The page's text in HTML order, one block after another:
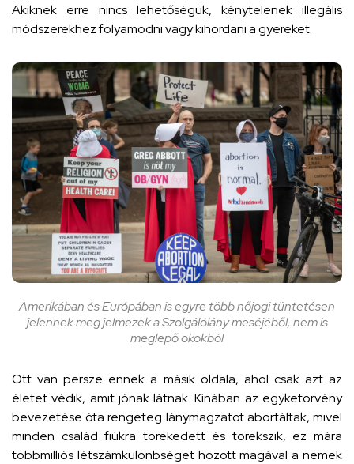
Akiknek erre nincs lehetőségük, kénytelenek illegális
módszerekhez folyamodni vagy kihordani a gyereket.
Amerikában és Európában is egyre több nőjogi tüntetésen
jelennek meg jelmezek a Szolgálólány meséjéből, nem is
meglepő okokból
Ott van persze ennek a másik oldala, ahol csak azt az
életet védik, amit jónak látnak. Kínában az egyketörvény
bevezetése óta rengeteg lánymagzatot abortáltak, mivel
minden család fiúkra törekedett és törekszik, ez mára
többmilliós létszámkülönbséget hozott magával a nemek